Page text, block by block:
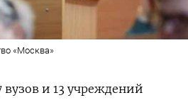
«Москва»
и 13 учреждений